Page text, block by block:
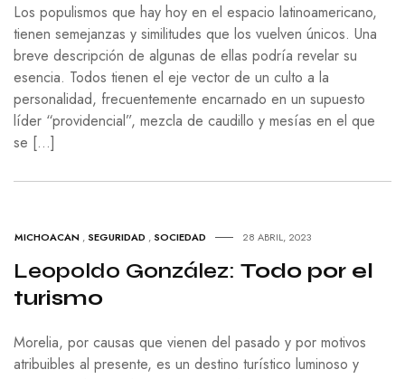
Los populismos que hay hoy en el espacio latinoamericano,
tienen semejanzas y similitudes que los vuelven únicos. Una
breve descripción de algunas de ellas podría revelar su
esencia. Todos tienen el eje vector de un culto a la
personalidad, frecuentemente encarnado en un supuesto
líder “providencial”, mezcla de caudillo y mesías en el que
se […]
MICHOACAN , SEGURIDAD , SOCIEDAD 28 ABRIL, 2023
Leopoldo González: Todo por el
turismo
Morelia, por causas que vienen del pasado y por motivos
atribuibles al presente, es un destino turístico luminoso y